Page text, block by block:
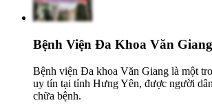
Bệnh Viện Đa Khoa Văn Giang
Bệnh viện Đa khoa Văn Giang là một
uy tín tại tỉnh Hưng Yên, được người
chữa bệnh.